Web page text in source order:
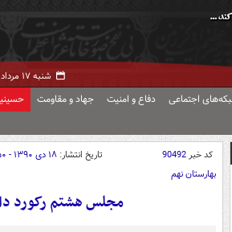
شنبه ۱۷ مرداد ۱۴۰۵ -
اجتماعی دفاع و امنیت جهاد و مقاومت
کد خبر90492 تاریخ انتشار: ۱۸ دی ۱۳۹۰ - ۰۹:۵۰
بهارستان نهم
مجلس هشتم رکورد